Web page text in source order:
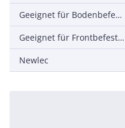
Geeignet für Bodenbefestigung
Geeignet für Frontbefestigung
Newlec